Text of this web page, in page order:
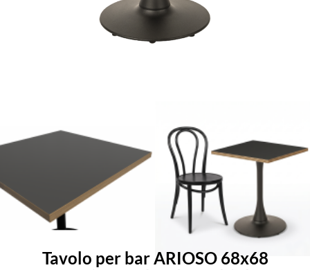
Tavolo per bar ARIOSO 68x68